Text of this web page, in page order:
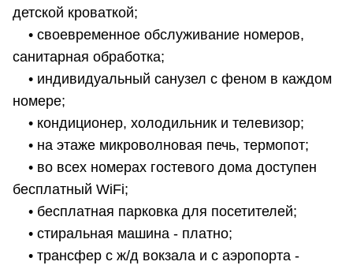
детской кроваткой;
• своевременное обслуживание номеров,
санитарная обработка;
• индивидуальный санузел с феном в каждом
номере;
• кондиционер, холодильник и телевизор;
• на этаже микроволновая печь, термопот;
• во всех номерах гостевого дома доступен
бесплатный WiFi;
• бесплатная парковка для посетителей;
• стиральная машина - платно;
• трансфер с ж/д вокзала и с аэропорта -